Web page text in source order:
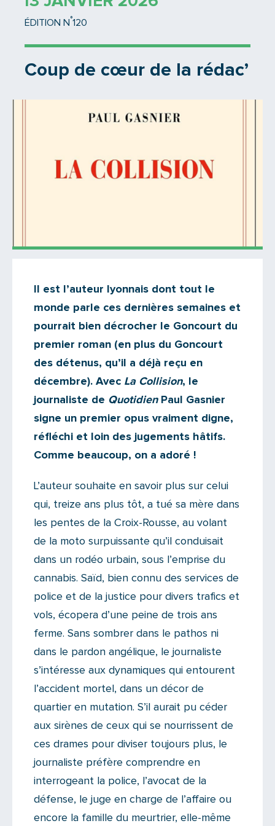
ÉDITION N °120
Coup de cœur de la rédac’
Il n'y a aucun commentaire...
Ajoutez le vôtre
Il est l’auteur lyonnais dont tout le
monde parle ces dernières semaines et
pourrait bien décrocher le Goncourt du
premier roman (en plus du Goncourt
des détenus, qu’il a déjà reçu en
décembre). Avec La Collision, le
journaliste de QuotidienPaul Gasnier
signe un premier opus vraiment digne,
réfléchi et loin des jugements hâtifs.
Comme beaucoup, on a adoré !
L’auteur souhaite en savoir plus sur celui
qui, treize ans plus tôt, a tué sa mère dans
les pentes de la Croix-Rousse, au volant
de la moto surpuissante qu’il conduisait
dans un rodéo urbain, sous l’emprise du
cannabis. Saïd, bien connu des services de
police et de la justice pour divers trafics et
vols, écopera d’une peine de trois ans
ferme. Sans sombrer dans le pathos ni
dans le pardon angélique, le journaliste
s’intéresse aux dynamiques qui entourent
l’accident mortel, dans un décor de
quartier en mutation. S’il aurait pu céder
aux sirènes de ceux qui se nourrissent de
ces drames pour diviser toujours plus, le
journaliste préfère comprendre en
interrogeant la police, l’avocat de la
défense, le juge en charge de l’affaire ou
encore la famille du meurtrier, elle-même